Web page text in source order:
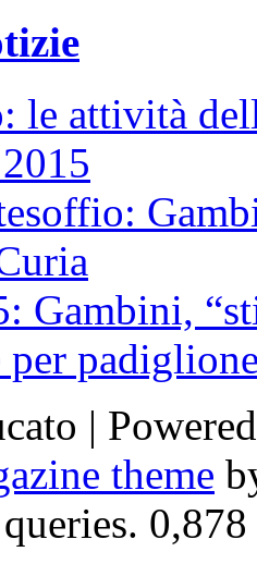
le attività
Gambini,
per
|
theme
0,878